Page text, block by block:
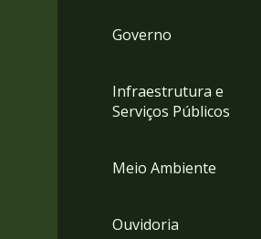
Governo
Infraestrutura e
Serviços Públicos
Meio Ambiente
Ouvidoria